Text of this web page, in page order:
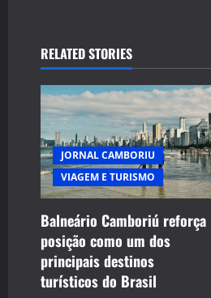
RELATED STORIES
JORNAL CAMBORIU
VIAGEM E TURISMO
Balneário Camboriú reforça
posição como um dos
principais destinos
turísticos do Brasil